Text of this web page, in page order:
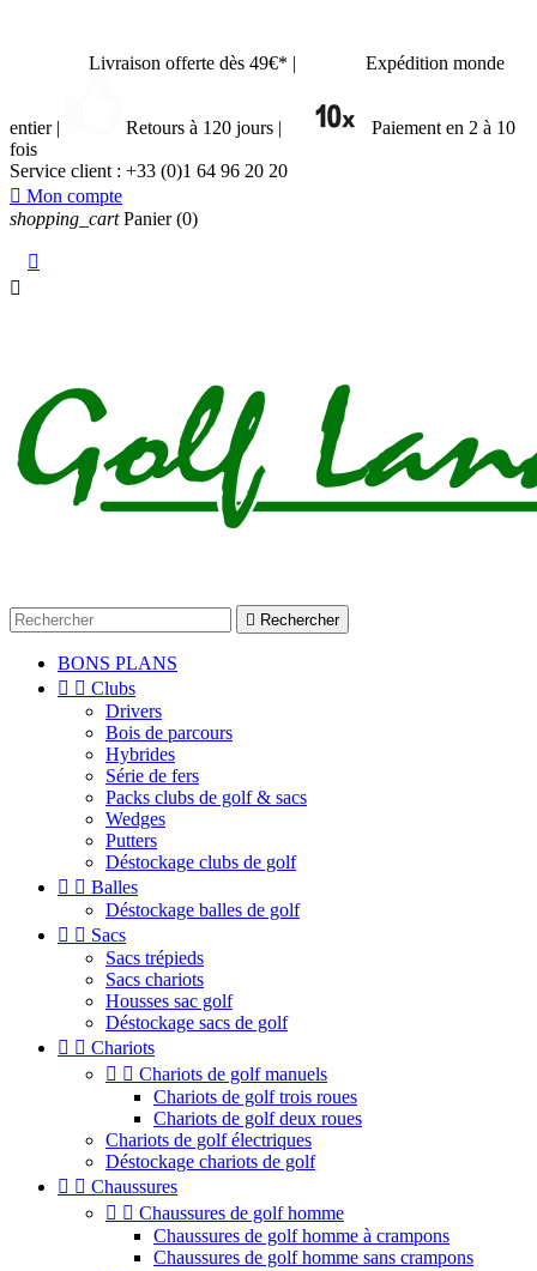
Livraison offerte dès 49€* | Expédition monde
entier | Retours à 120 jours |
Paiement en 2 à 10
fois
Service client : +33 (0)1 64 96 20 20
 Mon compte
shopping_cart Panier (0)


 Rechercher
BONS PLANS
  Clubs
Drivers
Bois de parcours
Hybrides
Série de fers
Packs clubs de golf & sacs
Wedges
Putters
Déstockage clubs de golf
  Balles
Déstockage balles de golf
  Sacs
Sacs trépieds
Sacs chariots
Housses sac golf
Déstockage sacs de golf
  Chariots
  Chariots de golf manuels
Chariots de golf trois roues
Chariots de golf deux roues
Chariots de golf électriques
Déstockage chariots de golf
  Chaussures
  Chaussures de golf homme
Chaussures de golf homme à crampons
Chaussures de golf homme sans crampons